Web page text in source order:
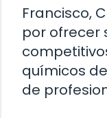
Francisco,
por ofrecer
químicos
de